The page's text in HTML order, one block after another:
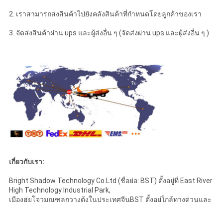
2. เราสามารถส่งสินค้าไปยังคลังสินค้าที่กำหนดโดยลูกค้าของเรา
3. จัดส่งสินค้าผ่าน ups และผู้ส่งอื่น ๆ (จัดส่งผ่าน ups และผู้ส่งอื่น ๆ )
เกี่ยวกับเรา:
Bright Shadow Technology Co.Ltd (ชื่อย่อ: BST) ตั้งอยู่ที่ East River
High Technology Industrial Park,
เมืองฮุ่ยโจวมณฑลกวางตุ้งในประเทศจีนBST ตั้งอยู่ใกล้ทางด่วนและ